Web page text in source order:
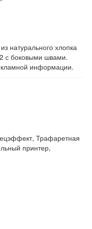
натурального хлопка
с боковыми швами.
информации.
Трафаретная
принтер,